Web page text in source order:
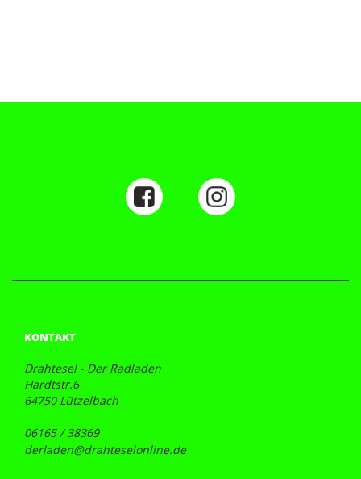
KONTAKT
Drahtesel - Der Radladen
Hardtstr.6
64750 Lützelbach
06165 / 38369
derladen@drahteselonline.de